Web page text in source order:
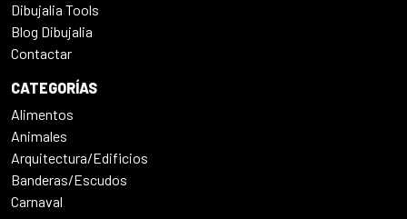
Dibujalia Tools
Blog Dibujalia
Contactar
CATEGORÍAS
Alimentos
Animales
Arquitectura/Edificios
Banderas/Escudos
Carnaval